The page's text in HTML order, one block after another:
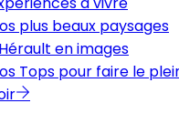
plus beaux paysages
en images
Tops pour faire le